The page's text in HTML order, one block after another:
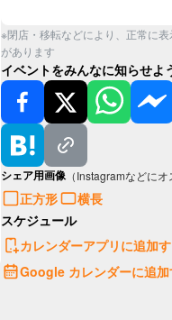
※閉店・移転などにより、正常に
があります
イベントをみんなに知らせよ
シェア用画像 （Instagramなどにオ
正方形
横長
スケジュール
カレンダーアプリに追加
Google カレンダーに追加